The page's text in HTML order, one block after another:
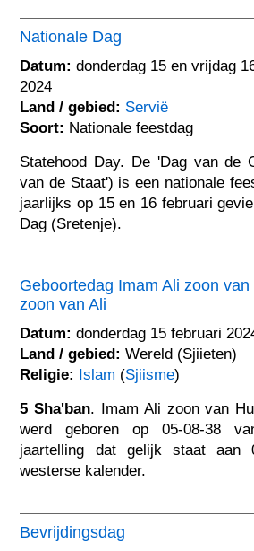
Nationale Dag
Datum: donderdag 15 en vrijdag
2024
Land / gebied: Servië
Soort: Nationale feestdag
Statehood Day. De 'Dag van de
van de Staat') is een nationale
jaarlijks op 15 en 16 februari
Dag (Sretenje).
Geboortedag Imam Ali zoon van
zoon van Ali
Datum: donderdag 15 februari
Land / gebied: Wereld (Sjiieten)
Religie: Islam (Sjiisme)
5 Sha'ban. Imam Ali zoon van
werd geboren op 05-08-38
jaartelling dat gelijk staat aan
westerse kalender.
Bevrijdingsdag